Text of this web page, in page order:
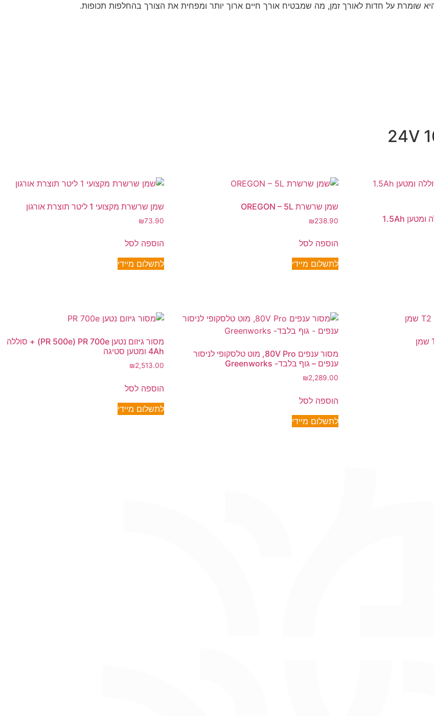
שומרת על חדות לאורך זמן, מה שמבטיח אורך חיים ארוך יותר ומפחית את הצורך בהחלפות תכופות.
מפוח עלים נטען + סוללה ומטען 1.5Ah
שמן שרשרת OREGON – 5L
₪238.90
הוספה לסל
לתשלום מיידי
שמן שרשרת מקצועי 1 ליטר תוצרת אורגון
₪73.90
הוספה לסל
לתשלום מיידי
מסור ענפים 80V Pro, מוט טלסקופי לניסור
ענפים – גוף בלבד- Greenworks
₪2,289.00
הוספה לסל
לתשלום מיידי
מסור גיזום נטען PR 500e) PR 700e) + סוללה
4Ah ומטען סטיגה
₪2,513.00
הוספה לסל
לתשלום מיידי